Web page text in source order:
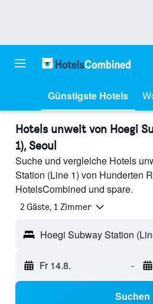
Günstigste Hotels
Hotels unweit von Hoegi
1), Seoul
Suche und vergleiche Hotels
Station (Line 1) von Hunderten
HotelsCombined und spare.
2 Gäste, 1 Zimmer
Fr 14.8. -
Suchen